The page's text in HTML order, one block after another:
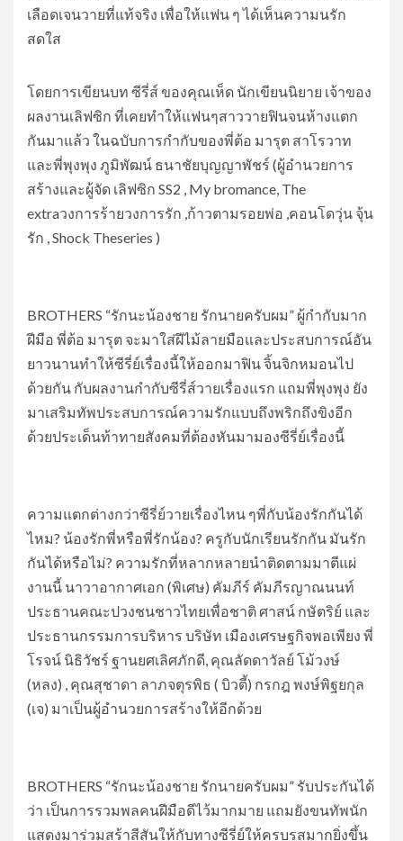
เลือดเจนวายที่แท้จริง เพื่อให้แฟน ๆ ได้เห็นความนรัก
สดใส
โดยการเขียนบท ซีรี่ส์ ของคุณเห็ด นักเขียนนิยาย เจ้าของ
ผลงานเลิฟซิก ที่เคยทำให้แฟนๆสาววายฟินจนห้างแตก
กันมาแล้ว ในฉบับการกำกับของพี่ต้อ มารุต สาโรวาท
และพี่พุงพุง ภูมิพัฒน์ ธนาชัยบุญญาพัชร์ (ผู้อำนวยการ
สร้างและผู้จัด เลิฟซิก SS2 , My bromance, The
extraวงการร้ายวงการรัก ,ก้าวตามรอยพ่อ ,คอนโดวุ่น จุ้น
รัก , Shock Theseries )
BROTHERS “รักนะน้องชาย รักนายครับผม” ผู้กำกับมาก
ฝีมือ พี่ต้อ มารุต จะมาใส่ฝีไม้ลายมือและประสบการณ์อัน
ยาวนานทำให้ซีรี่ย์เรื่องนี้ให้ออกมาฟิน จิ้นจิกหมอนไป
ด้วยกัน กับผลงานกำกับซีรี่ส์วายเรื่องแรก แถมพี่พุงพุง ยัง
มาเสริมทัพประสบการณ์ความรักแบบถึงพริกถึงขิงอีก
ด้วยประเด็นท้าทายสังคมที่ต้องหันมามองซีรี่ย์เรื่องนี้
ความแตกต่างกว่าซีรี่ย์วายเรื่องไหน ๆพี่กับน้องรักกันได้
ไหม? น้องรักพี่หรือพี่รักน้อง? ครูกับนักเรียนรักกัน มันรัก
กันได้หรือไม่? ความรักที่หลากหลายนำติดตามมาตีแผ่
งานนี้ นาวาอากาศเอก (พิเศษ) คัมภีร์ คัมภีรญาณนนท์
ประธานคณะปวงชนชาวไทยเพื่อชาติ ศาสน์ กษัตริย์ และ
ประธานกรรมการบริหาร บริษัท เมืองเศรษฐกิจพอเพียง พี่
โรจน์ นิธิวัชร์ ฐานยศเลิศภักดี, คุณลัดดาวัลย์ โม้วงษ์
(หลง) , คุณสุชาดา ลาภจตุรพิธ ( บิวตี้) กรกฎ พงษ์พิฐยกุล
(เจ) มาเป็นผู้อำนวยการสร้างให้อีกด้วย
BROTHERS “รักนะน้องชาย รักนายครับผม” รับประกันได้
ว่า เป็นการรวมพลคนฝีมือดีไว้มากมาย แถมยังขนทัพนัก
แสดงมาร่วมสร้าสีสันให้กับทางซีรี่ย์ให้ครบรสมากยิ่งขึ้น